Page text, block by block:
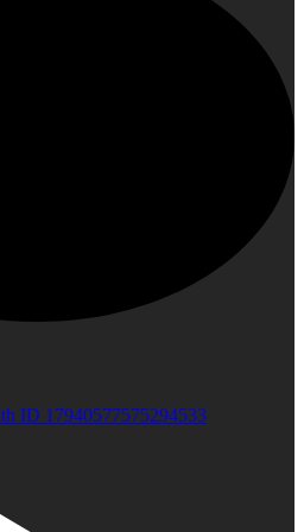
ID 17940577575294533